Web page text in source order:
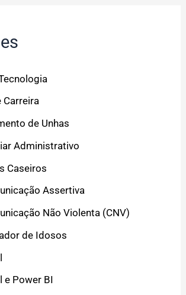
Carreira
de Unhas
Administrativo
Caseiros
Assertiva
Não Violenta (CNV)
de Idosos
e Power BI